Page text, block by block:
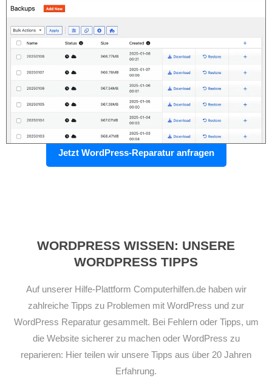
Jetzt WordPress-Reparatur anfragen
WORDPRESS WISSEN: UNSERE
WORDPRESS TIPPS
Auf unserer Hilfe-Plattform Computerhilfen.de haben wir
zahlreiche Tipps zu Problemen mit WordPress und zur
WordPress Reparatur gesammelt. Bei Fehlern oder Tipps, um
die Website sicherer zu machen oder WordPress zu
reparieren: Hier teilen wir unsere Tipps aus über 20 Jahren
Erfahrung.